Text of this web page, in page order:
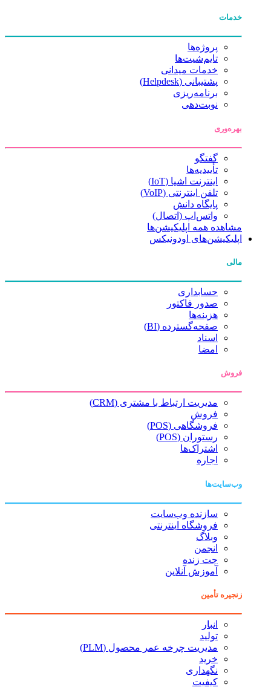
خدمات
پروژه‌ها
تایم‌شیت‌ها
خدمات میدانی
پشتیبانی (Helpdesk)
برنامه‌ریزی
نوبت‌دهی
بهره‌وری
گفتگو
تأییدیه‌ها
اینترنت اشیا (IoT)
تلفن اینترنتی (VoIP)
پایگاه دانش
واتس‌اپ (اتصال)
مشاهده همه اپلیکیشن‌ها
اپلیکیشن‌های اودونیکس
مالی
حسابداری
صدور فاکتور
هزینه‌ها
صفحه‌گسترده (BI)
اسناد
امضا
فروش
مدیریت ارتباط با مشتری (CRM)
فروش
فروشگاهی (POS)
رستوران (POS)
اشتراک‌ها
اجاره
وب‌سایت‌ها
سازنده وب‌سایت
فروشگاه اینترنتی
وبلاگ
انجمن
چت زنده
آموزش آنلاین
زنجیره تأمین
انبار
تولید
مدیریت چرخه عمر محصول (PLM)
خرید
نگهداری
کیفیت